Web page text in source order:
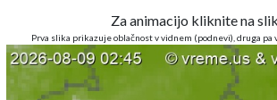
Za animacijo kliknite na
Prva slika prikazuje oblačnost v vidnem (podnevi), druga